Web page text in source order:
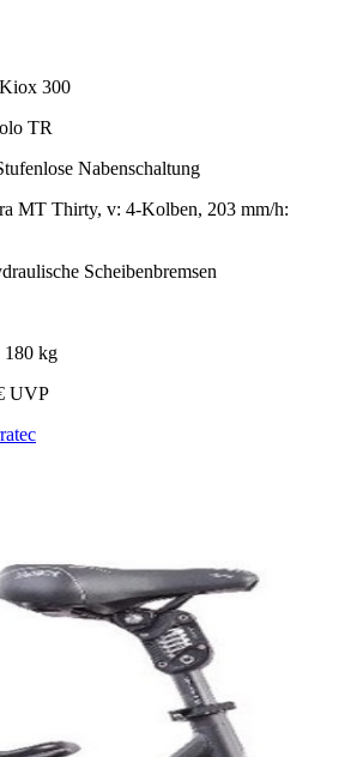
300
TR
Nabenschaltung
MT Thirty, v: 4-Kolben, 203 mm/h:
Scheibenbremsen
180 kg
UVP